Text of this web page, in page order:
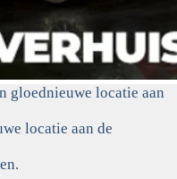
gloednieuwe locatie aan
locatie aan de